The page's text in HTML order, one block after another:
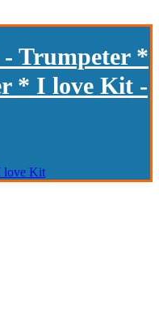
- Trumpeter *
* I love Kit -
love Kit